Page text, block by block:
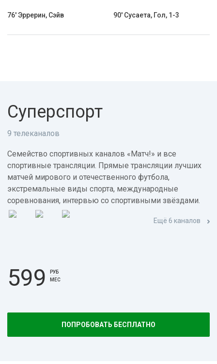
76' Эррерин, Сэйв 90' Сусаета, Гол, 1-3
Суперспорт
9 телеканалов
Семейство спортивных каналов «Матч!» и все
спортивные трансляции. Прямые трансляции лучших
матчей мирового и отечественного футбола,
экстремальные виды спорта, международные
соревнования, интервью со спортивными звёздами.
Ещё 6 каналов
599
РУБ
МЕС
ПОПРОБОВАТЬ БЕСПЛАТНО